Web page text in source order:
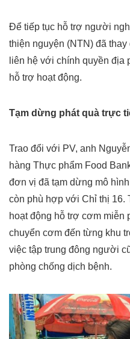
Để tiếp tục hỗ trợ người
thiện nguyện (NTN) đã
liên hệ với chính quyền
hỗ trợ hoạt động.
Tạm dừng phát quà trực
Trao đổi với PV, anh
hàng Thực phẩm Food
đơn vị đã tạm dừng mô
còn phù hợp với Chỉ thị 16.
hoạt động hỗ trợ cơm miễn
chuyển cơm đến từng khu
việc tập trung đông người
phòng chống dịch bệnh.